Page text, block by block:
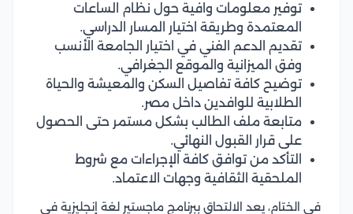
توفير معلومات وافية حول نظام الساعات
المعتمدة وطريقة اختيار المسار الدراسي.
تقديم الدعم الفني في اختيار الجامعة الأنسب
وفق الميزانية والموقع الجغرافي.
توضيح كافة تفاصيل السكن والمعيشة والحياة
الطلابية للوافدين داخل مصر.
متابعة ملف الطالب بشكل مستمر حتى الحصول
على قرار القبول النهائي.
التأكد من توافق كافة الإجراءات مع شروط
الملحقية الثقافية وجهات الاعتماد.
في الختام، يعد الالتحاق ببرنامج ماجستير لغة إنجليزية في